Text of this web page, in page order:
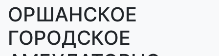
ОРШАНСКОЕ
ГОРОДСКОЕ